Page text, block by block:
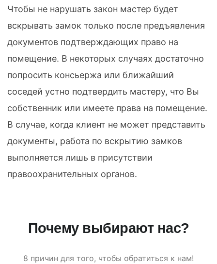
Чтобы не нарушать закон мастер будет
вскрывать замок только после предъявления
документов подтверждающих право на
помещение. В некоторых случаях достаточно
попросить консьержа или ближайший
соседей устно подтвердить мастеру, что Вы
собственник или имеете права на помещение.
В случае, когда клиент не может представить
документы, работа по вскрытию замков
выполняется лишь в присутствии
правоохранительных органов.
Почему выбирают нас?
8 причин для того, чтобы обратиться к нам!